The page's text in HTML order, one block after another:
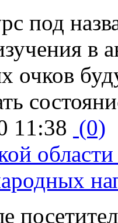
под
очков
11:38 (0)